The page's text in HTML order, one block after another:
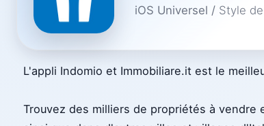
iOS Universel / Style
L'appli Indomio et Immobiliare.it est le
Trouvez des milliers de propriétés à vendre